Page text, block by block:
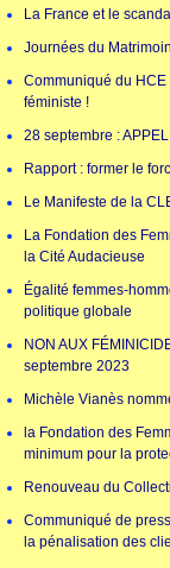
La France et le
Journées du
Communiqué du
féministe !
28 septembre :
Rapport : former le
Le Manifeste de la
La Fondation des
la Cité Audacieuse
Égalité femmes-
politique globale
NON AUX
septembre 2023
Michèle Vianès
la Fondation des
minimum pour la
Renouveau du
Communiqué de
la pénalisation des